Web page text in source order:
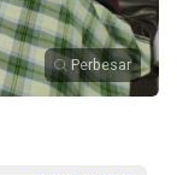
Perbesar